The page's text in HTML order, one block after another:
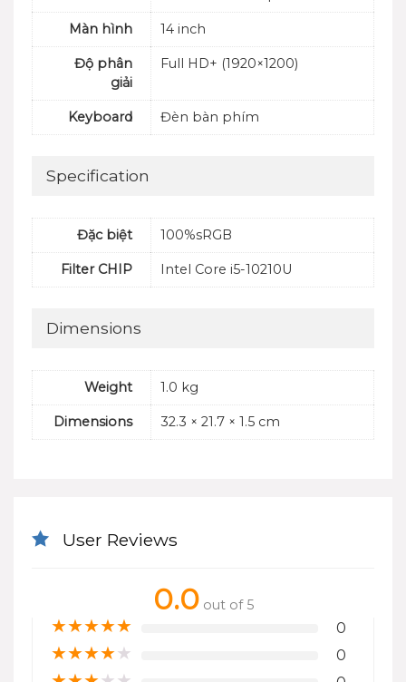
Màn hình 14 inch
Độ phân
giải
Full HD+ (1920×1200)
Keyboard Đèn bàn phím
Specification
Đặc biệt 100%sRGB
Filter CHIP Intel Core i5-10210U
Dimensions
Weight 1.0 kg
Dimensions 32.3 × 21.7 × 1.5 cm
User Reviews
0.0 out of 5
★★★★★ 0
★★★★★ 0